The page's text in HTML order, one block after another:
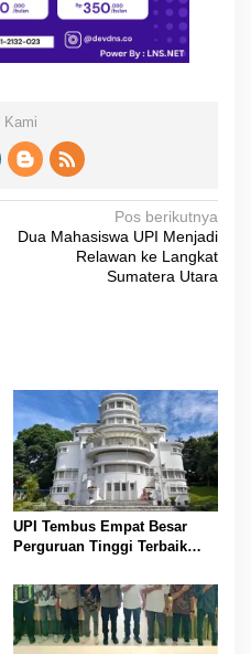
Kami
Pos berikutnya
Dua Mahasiswa UPI Menjadi
Relawan ke Langkat
Sumatera Utara
UPI Tembus Empat Besar
Perguruan Tinggi Terbaik
Juli 2026